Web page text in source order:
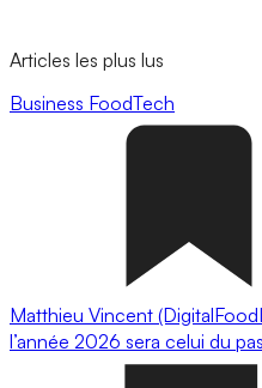
Articles les plus lus
Business FoodTech
Matthieu Vincent
l’année 2026 sera celui du